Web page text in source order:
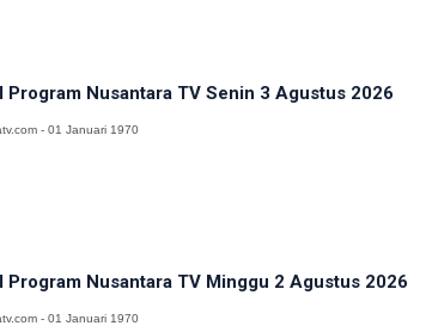
Program Nusantara TV Senin 3 Agustus 2026
- 01 Januari 1970
Program Nusantara TV Minggu 2 Agustus 2026
- 01 Januari 1970